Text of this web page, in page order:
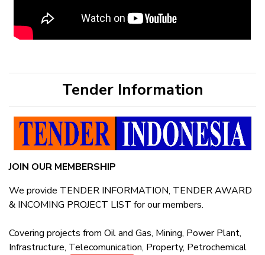
Tender Information
JOIN OUR MEMBERSHIP
We provide TENDER INFORMATION, TENDER AWARD
& INCOMING PROJECT LIST for our members.
Covering projects from Oil and Gas, Mining, Power Plant,
Infrastructure, Telecomunication, Property, Petrochemical